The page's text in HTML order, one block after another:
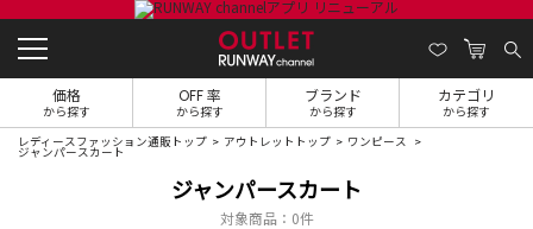
価格
から探す
OFF 率
から探す
ブランド
から探す
カテゴリ
から探す
レディースファッション通販トップ アウトレットトップ ワンピース
ジャンパースカート
ジャンパースカート
対象商品： 0件